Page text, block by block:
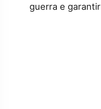
guerra e